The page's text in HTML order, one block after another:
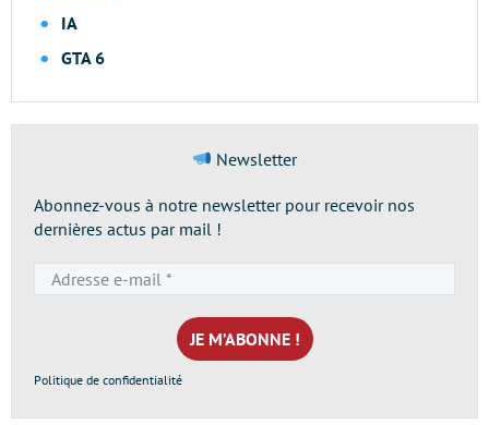
IA
GTA 6
Newsletter
Abonnez-vous à notre newsletter pour recevoir nos
dernières actus par mail !
e-
mail
*
Politique de confidentialité